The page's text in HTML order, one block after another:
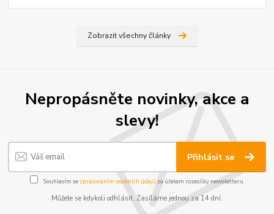
Zobrazit všechny články
Nepropásněte novinky, akce a
slevy!
Přihlásit se
Souhlasím se zpracováním osobních údajůza účelem rozesílky newsletteru.
Můžete se kdykoli odhlásit. Zasíláme jednou za 14 dní.